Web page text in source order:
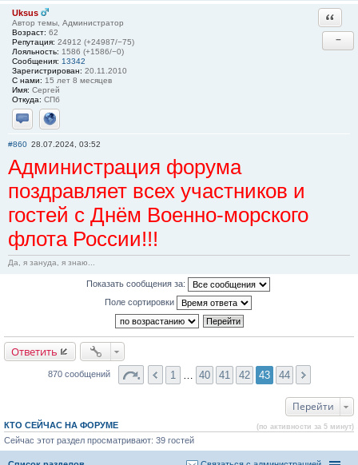
Uksus
Автор темы, Администратор
Возраст: 62
Репутация: 24912 (+24987/−75)
Лояльность: 1586 (+1586/−0)
Сообщения: 13342
Зарегистрирован: 20.11.2010
С нами: 15 лет 8 месяцев
Имя: Сергей
Откуда: СПб
Отправить личное сообщение
Сайт
−
#860 28.07.2024, 03:52
Администрация форума
поздравляет всех участников и
гостей с Днём Военно-морского
флота России!!!
Да, я зануда, я знаю...
Показать сообщения за:
Поле сортировки
Ответить
870 сообщений 1 40 41 42 43 44
Перейти
КТО СЕЙЧАС НА ФОРУМЕ (по активности за 5 минут)
Сейчас этот раздел просматривают: 39 гостей